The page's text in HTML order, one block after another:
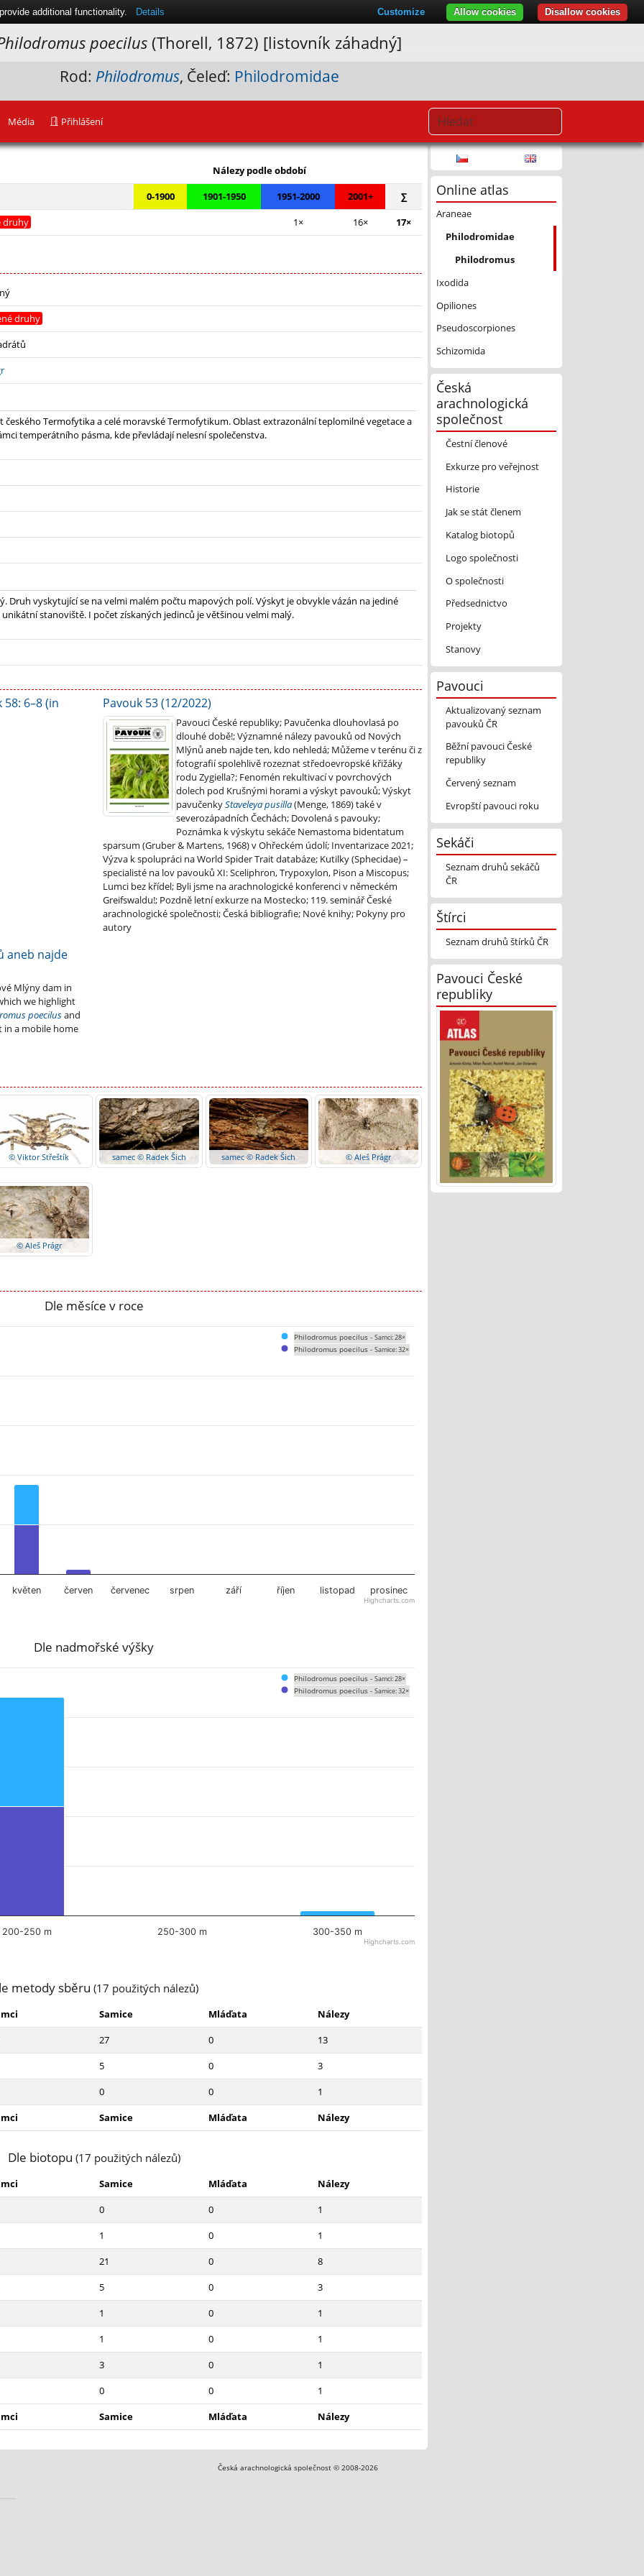
poecilus(Thorell, 1872) [listovník záhadný]
Rod: Philodromus, Čeleď: Philodromidae
Média Přihlášení
Leaflet|© Seznam.cz a.s. a další
Nálezy podle období
0-1900 1901-1950 1951-2000 2001+
∑
druhy 1× 16× 17×
druhy
českého Termofytika a celé moravské Termofytikum. Oblast extrazonální teplomilné vegetace a
temperátního pásma, kde převládají nelesní společenstva.
Druh vyskytující se na velmi malém počtu mapových polí. Výskyt je obvykle vázán na jediné
stanoviště. I počet získaných jedinců je většinou velmi malý.
6–8 (in
Pavouk 53 (12/2022)
Pavouci České republiky; Pavučenka dlouhovlasá po
dlouhé době!; Významné nálezy pavouků od Nových
Mlýnů aneb najde ten, kdo nehledá; Můžeme v terénu či z
fotografií spolehlivě rozeznat středoevropské křižáky
rodu Zygiella?; Fenomén rekultivací v povrchových
dolech pod Krušnými horami a výskyt pavouků; Výskyt
pavučenkyStaveleya pusilla(Menge, 1869) také v
severozápadních Čechách; Dovolená s pavouky;
Poznámka k výskytu sekáče Nemastoma bidentatum
sparsum (Gruber & Martens, 1968) v Ohřeckém údolí; Inventarizace 2021;
Výzva k spolupráci na World Spider Trait databáze; Kutilky (Sphecidae) –
specialisté na lov pavouků XI: Sceliphron, Trypoxylon, Pison a Miscopus;
Lumci bez křídel; Byli jsme na arachnologické konferenci v německém
Greifswaldu!; Pozdně letní exkurze na Mostecko; 119. seminář České
arachnologické společnosti; Česká bibliografie; Nové knihy; Pokyny pro
autory
aneb najde
Mlýny dam in
we highlight
poecilusand
in a mobile home
© Viktor Střeštík samec © Radek Šich samec © Radek Šich © Aleš Prágr
© Aleš Prágr
Dle měsíce v roce
0 to 39.
Philodromus poecilus - Samci: 28×
Philodromus poecilus - Samice: 32×
květen červen červenec srpen září říjen listopad prosinec
Highcharts.com
Dle nadmořské výšky
0 to 44.
Philodromus poecilus - Samci: 28×
Philodromus poecilus - Samice: 32×
200-250 m 250-300 m 300-350 m
Highcharts.com
metody sběru (17 použitých nálezů)
Samice Mláďata
Nálezy
27 0
13
5 0
3
0 0
1
Samice Mláďata Nálezy
Dle biotopu (17 použitých nálezů)
Samice Mláďata
Nálezy
0 0
1
1 0
1
21 0
8
5 0
3
1 0
1
1 0
1
3 0
1
0 0
1
Samice Mláďata Nálezy
Online atlas
Araneae
Philodromidae
Philodromus
Ixodida
Opiliones
Pseudoscorpiones
Schizomida
Česká
arachnologická
společnost
Čestní členové
Exkurze pro veřejnost
Historie
Jak se stát členem
Katalog biotopů
Logo společnosti
O společnosti
Předsednictvo
Projekty
Stanovy
Pavouci
Aktualizovaný seznam
pavouků ČR
Běžní pavouci České
republiky
Červený seznam
Evropští pavouci roku
Sekáči
Seznam druhů sekáčů
ČR
Štírci
Seznam druhů štírků ČR
Pavouci České
republiky
Česká arachnologická společnost © 2008-2026
additional functionality. Details Disallow cookies
Allow cookies
Customize